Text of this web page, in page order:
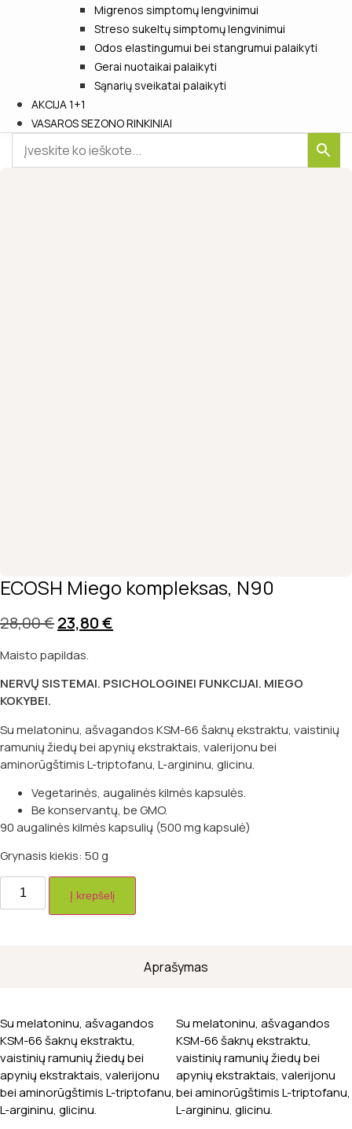
Migrenos simptomų lengvinimui
Streso sukeltų simptomų lengvinimui
Odos elastingumui bei stangrumui palaikyti
Gerai nuotaikai palaikyti
Sąnarių sveikatai palaikyti
AKCIJA 1+1
VASAROS SEZONO RINKINIAI
ECOSH Miego kompleksas, N90
28,00€Original
28,00 €.
23,80€
23,80 €.
Maisto papildas.
NERVŲ SISTEMAI. PSICHOLOGINEI FUNKCIJAI. MIEGO
KOKYBEI.
Su melatoninu, ašvagandos KSM-66 šaknų ekstraktu, vaistinių
ramunių žiedų bei apynių ekstraktais, valerijonu bei
aminorūgštimis L-triptofanu, L-argininu, glicinu.
Vegetarinės, augalinės kilmės kapsulės.
Be konservantų, be GMO.
90 augalinės kilmės kapsulių (500 mg kapsulė)
Grynasis kiekis: 50 g
produkto
kiekis:
ECOSH
Į krepšelį
Aprašymas
Su melatoninu, ašvagandos
KSM-66 šaknų ekstraktu,
vaistinių ramunių žiedų bei
apynių ekstraktais, valerijonu
bei aminorūgštimis L-triptofanu,
L-argininu, glicinu.
Su melatoninu, ašvagandos
KSM-66 šaknų ekstraktu,
vaistinių ramunių žiedų bei
apynių ekstraktais, valerijonu
bei aminorūgštimis L-triptofanu,
L-argininu, glicinu.